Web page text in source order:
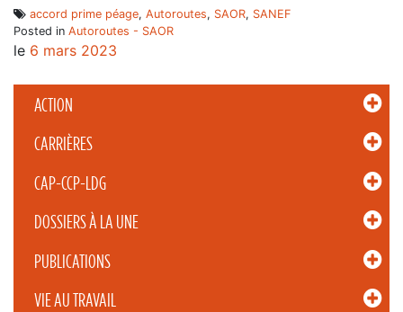
ACTION
CARRIÈRES
CAP-CCP-LDG
DOSSIERS À LA UNE
PUBLICATIONS
VIE AU TRAVAIL
accord prime péage, Autoroutes, SAOR, SANEF
Posted in Autoroutes - SAOR
le 6 mars 2023